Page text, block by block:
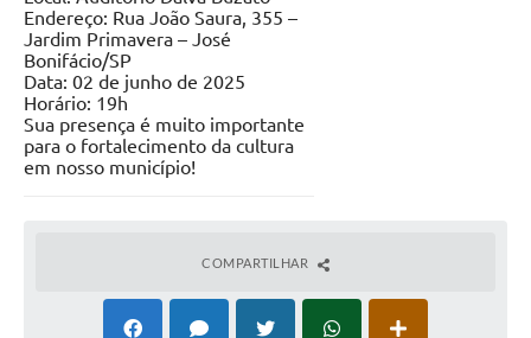
Endereço: Rua João Saura, 355 –
Jardim Primavera – José
Bonifácio/SP
Data: 02 de junho de 2025
Horário: 19h
Sua presença é muito importante
para o fortalecimento da cultura
em nosso município!
COMPARTILHAR